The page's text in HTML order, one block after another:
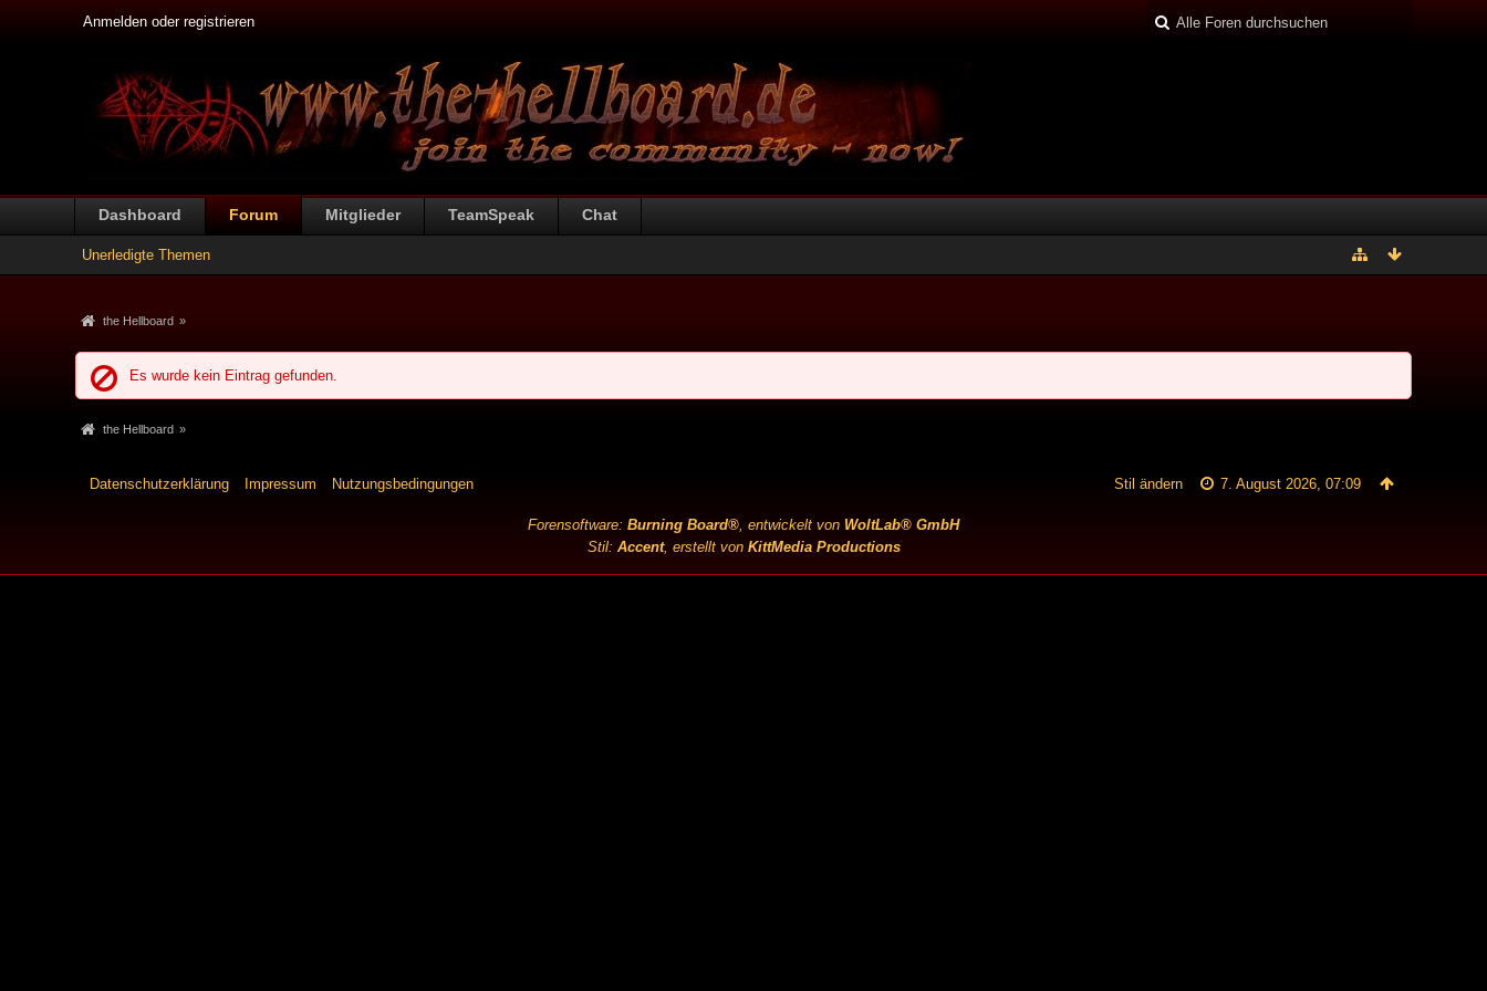
Anmelden oder registrieren
Dashboard Forum Mitglieder TeamSpeak Chat
Unerledigte Themen
the Hellboard »
Es wurde kein Eintrag gefunden.
the Hellboard »
Datenschutzerklärung Impressum Nutzungsbedingungen 7. August 2026, 07:09
Stil ändern
Forensoftware: Burning Board®, entwickelt von WoltLab® GmbH
Stil: Accent, erstellt von KittMedia Productions